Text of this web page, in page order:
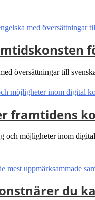
översättningar till
framtidens
möjligheter inom
du